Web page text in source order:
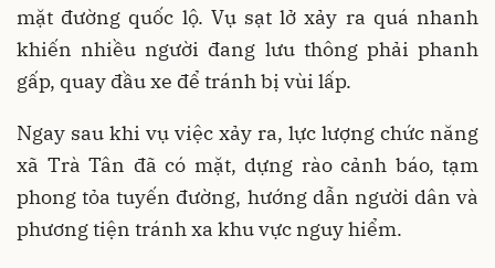
mặt đường quốc lộ. Vụ sạt lở xảy ra quá nhanh
khiến nhiều người đang lưu thông phải phanh
gấp, quay đầu xe để tránh bị vùi lấp.
Ngay sau khi vụ việc xảy ra, lực lượng chức năng
xã Trà Tân đã có mặt, dựng rào cảnh báo, tạm
phong tỏa tuyến đường, hướng dẫn người dân và
phương tiện tránh xa khu vực nguy hiểm.